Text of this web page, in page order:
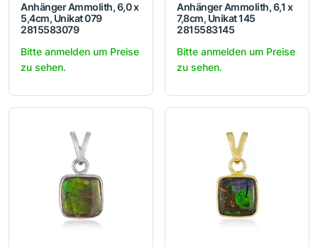
Anhänger Ammolith, 6,0 x
5,4cm, Unikat 079
2815583079
Bitte anmelden um Preise
zu sehen.
Anhänger Ammolith, 6,1 x
7,8cm, Unikat 145
2815583145
Bitte anmelden um Preise
zu sehen.